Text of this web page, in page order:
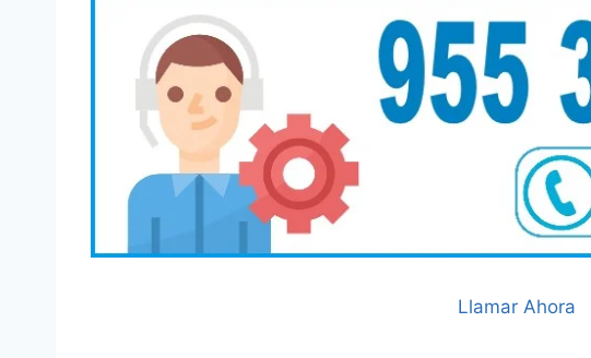
Llamar Ahora